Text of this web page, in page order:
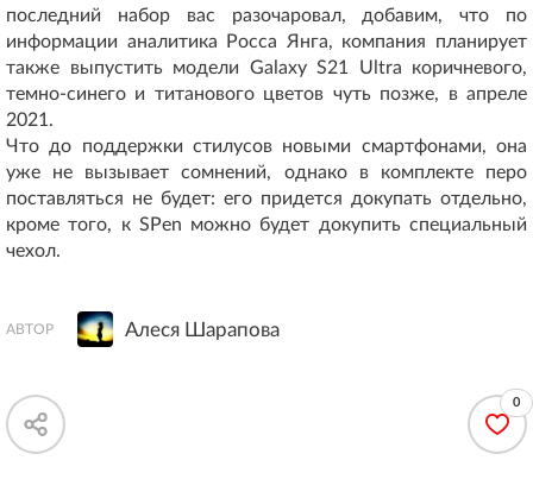
последний набор вас разочаровал, добавим, что по
информации аналитика Росса Янга, компания планирует
также выпустить модели Galaxy S21 Ultra коричневого,
темно-синего и титанового цветов чуть позже, в апреле
2021.
Что до поддержки стилусов новыми смартфонами, она
уже не вызывает сомнений, однако в комплекте перо
поставляться не будет: его придется докупать отдельно,
кроме того, к SPen можно будет докупить специальный
чехол.
АВТОР Алеся Шарапова
0